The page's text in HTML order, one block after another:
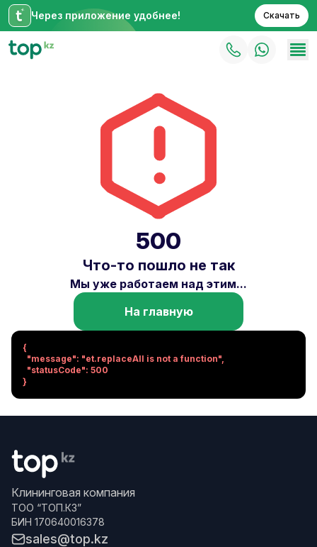
Через приложение удобнее! Скачать
500
Что-то пошло не так
Мы уже работаем над этим...
На главную
{
}
Клининговая компания
ТОО “ТОП.КЗ”
БИН 170640016378
sales@top.kz